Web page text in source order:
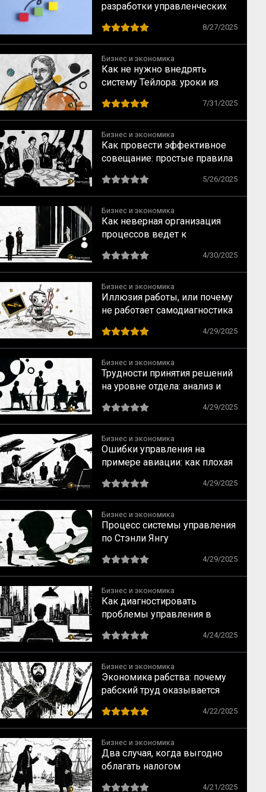
разработки управленческих
8/27/2025
Бизнес и экономика
Как не нужно внедрять
систему Тейлора: уроки из
7/31/2025
Бизнес и экономика
Как провести эффективное
совещание: простые правила
5/26/2025
Бизнес и экономика
Как неверная организация
процессов ведет к
4/30/2025
Бизнес и экономика
Иллюзия работы, или почему
не работает самодиагностика
Часть 2
4/29/2025
Бизнес и экономика
Трудности принятия решений
на уровне отдела: анализ и
4/29/2025
Бизнес и экономика
Ошибки управления на
примере авиации: как плохая
эффективность работы
отдела
4/29/2025
Бизнес и экономика
Процесс системы управления
по Стэнли Янгу
4/29/2025
Бизнес и экономика
Как диагностировать
проблемы управления в
4/24/2025
Бизнес и экономика
Экономика рабства: почему
рабский труд оказывается
свободный
4/22/2025
Бизнес и экономика
Два случая, когда выгодно
облагать налогом
4/21/2025